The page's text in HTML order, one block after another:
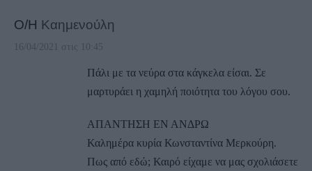
Ο/Η Καημενούλη
16/04/2021 στις 10:45
Πάλι με τα νεύρα στα κάγκελα είσαι. Σε
μαρτυράει η χαμηλή ποιότητα του λόγου σου.
ΑΠΑΝΤΗΣΗ ΕΝ ΑΝΔΡΩ
Καλημέρα κυρία Κωνσταντίνα Μερκούρη.
Πως από εδώ; Καιρό είχαμε να μας σχολιάσετε